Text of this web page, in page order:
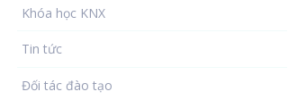
Khóa học KNX
Tin tức
Đối tác đào tạo